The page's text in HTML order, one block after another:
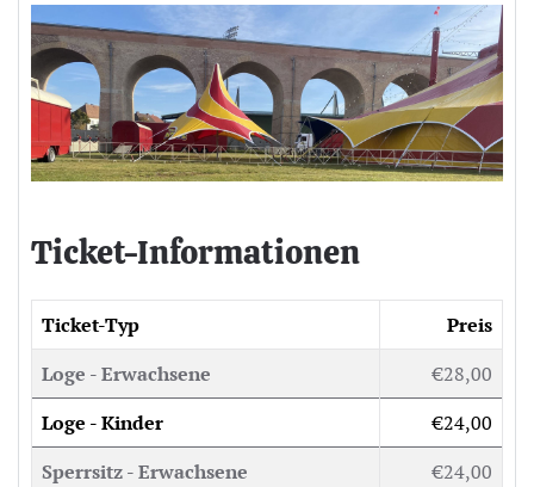
Ticket-Informationen
Ticket-Typ
Preis
Loge - Erwachsene
€28,00
Loge - Kinder
€24,00
Sperrsitz - Erwachsene
€24,00